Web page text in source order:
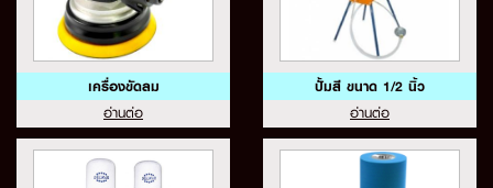
เครื่องขัดลม
อ่านต่อ
ปั้มสี ขนาด 1/2 นิ้ว
อ่านต่อ